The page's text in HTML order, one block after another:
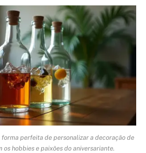
perfeita de personalizar a decoração de
os hobbies e paixões do aniversariante.